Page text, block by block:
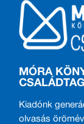
MÓRA
CSALÁDTAG
Kiadónk
olvasás